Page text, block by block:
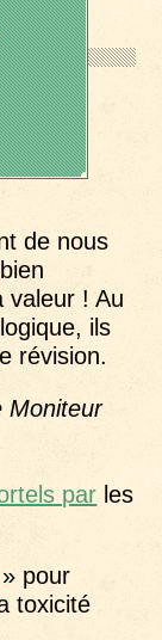
de nous
valeur ! Au
ils
révision.
Moniteur
par les
» pour
toxicité